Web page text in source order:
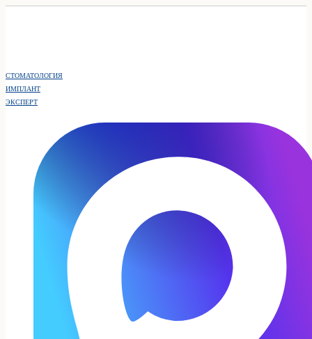
СТОМАТОЛОГИЯ
ИМПЛАНТ
ЭКСПЕРТ